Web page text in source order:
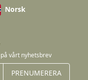
Norsk
vårt nyhetsbrev
PRENUMERERA